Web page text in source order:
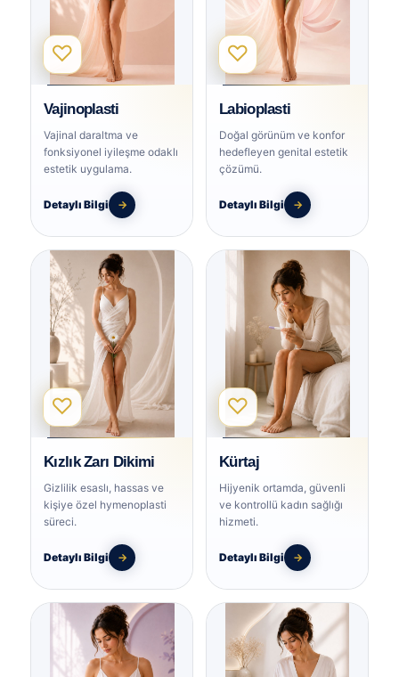
♡
Vajinoplasti
Vajinal daraltma ve
fonksiyonel iyileşme odaklı
estetik uygulama.
Detaylı Bilgi →
♡
Labioplasti
Doğal görünüm ve konfor
hedefleyen genital estetik
çözümü.
Detaylı Bilgi →
♡
Kızlık Zarı Dikimi
Gizlilik esaslı, hassas ve
kişiye özel hymenoplasti
süreci.
Detaylı Bilgi →
♡
Kürtaj
Hijyenik ortamda, güvenli
ve kontrollü kadın sağlığı
hizmeti.
Detaylı Bilgi →